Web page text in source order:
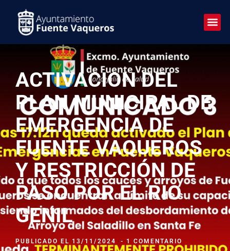
ACTIVACION DEL
PLAN MUNICIPAL DE
EMERGENCIA DE
FUENTE VAQUEROS
Y RESTRICCIÓN DE
PASO POR EL RIO
GENIL
PUBLICADO EL 13/11/2024 - 1 COMENTARIO